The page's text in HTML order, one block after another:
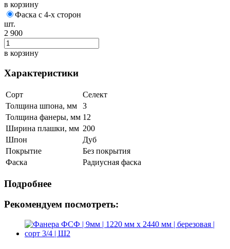
в корзину
Фаска с 4-х сторон
шт.
2 900
в корзину
Характеристики
Сорт
Селект
Толщина шпона, мм
3
Толщина фанеры, мм 12
Ширина плашки, мм 200
Шпон
Дуб
Покрытие
Без покрытия
Фаска
Радиусная фаска
Подробнее
Рекомендуем посмотреть: